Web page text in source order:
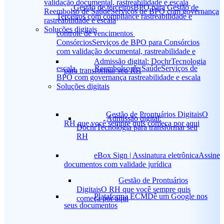
Gestão de terceirosBPO para Gestão de
Terceiros com compliance rastreabilidade e
controle de vencimentos
ConsórciosServiços de BPO para Consórcios
com validação documental, rastreabilidade e
escala
Reembolso de SaúdeServiços de
BPO com governança rastreabilidade e escala
Soluções digitais
Admissão digital:
DochrTecnologia para transformar seu
RH
Gestão de Prontuários
DigitaisO RH que você sempre quis
começa por aqui
validação documental, rastreabilidade e escala
Reembolso de SaúdeServiços de BPO com governança
rastreabilidade e escala
Soluções digitais
Admissão digital: DochrTecnologia
para transformar seu RH
Gestão de Prontuários DigitaisO
RH que você sempre quis começa por aqui
eBox Sign | Assinatura eletrônicaAssine
documentos com validade jurídica
Plataforma ECMDê um Google nos
seus documentos